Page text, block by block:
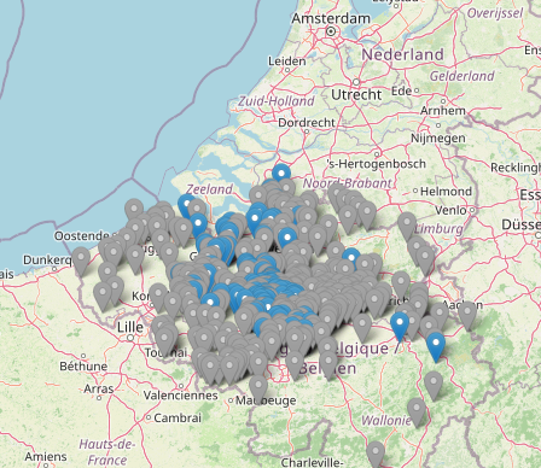
Schapentocht
Het lossen van de kunst
Kerkstraten
7 rollen van Steven Seagal
Dodentocht
Redelijk slecht weer
In vogelvlucht